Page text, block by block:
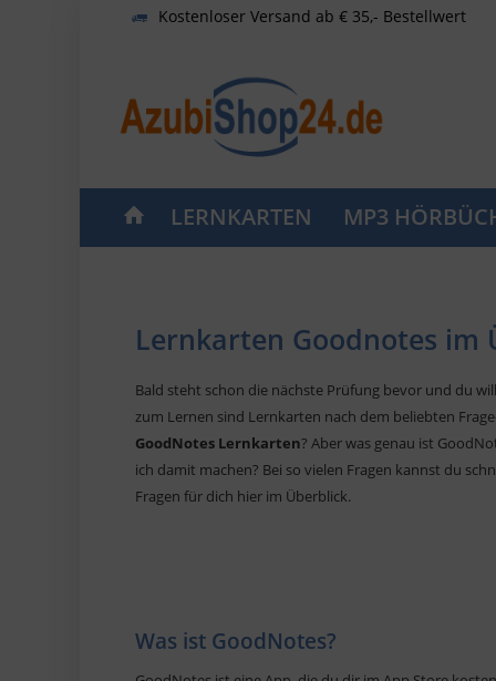
Kostenloser Versand ab € 35,- Bestellwert
LERNKARTEN MP3
Lernkarten Goodnotes im
Bald steht schon die nächste Prüfung bevor und du
zum Lernen sind Lernkarten nach dem beliebten
GoodNotes Lernkarten? Aber was genau ist
ich damit machen? Bei so vielen Fragen kannst du
Fragen für dich hier im Überblick.
Was ist GoodNotes?